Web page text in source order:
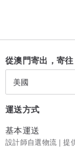
從澳門寄出，寄往
美國
運送方式
基本運送
設計師自選物流 | 提